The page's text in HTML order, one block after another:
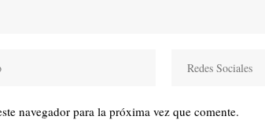
navegador para la próxima vez que comente.